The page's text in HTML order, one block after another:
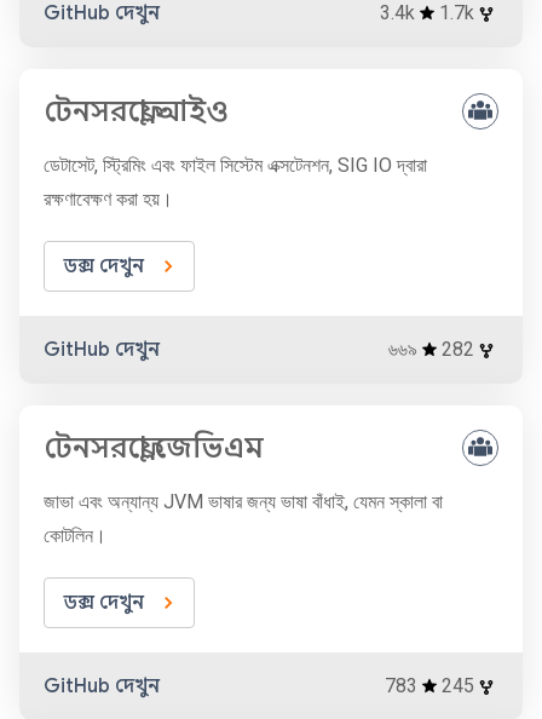
GitHub দেখুন 3.4k 1.7k
টেনসরফ্লো আইও
ডেটাসেট, স্ট্রিমিং এবং ফাইল সিস্টেম এক্সটেনশন, SIG IO দ্বারা
রক্ষণাবেক্ষণ করা হয়।
ডক্স দেখুন
GitHub দেখুন ৬৬৯ 282
টেনসরফ্লো জেভিএম
জাভা এবং অন্যান্য JVM ভাষার জন্য ভাষা বাঁধাই, যেমন স্কালা বা
কোটলিন।
ডক্স দেখুন
GitHub দেখুন 783 245